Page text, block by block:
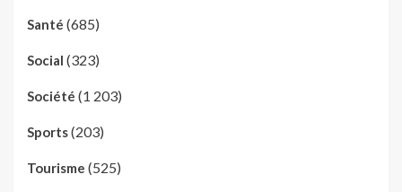
Santé (685)
Social (323)
Société (1 203)
Sports(203)
Tourisme (525)